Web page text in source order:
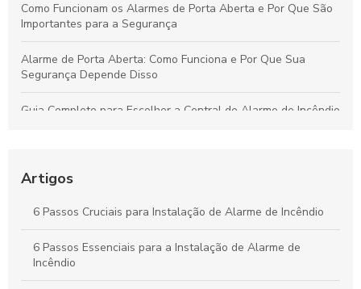
Como Funcionam os Alarmes de Porta Aberta e Por Que São
Importantes para a Segurança
Alarme de Porta Aberta: Como Funciona e Por Que Sua
Segurança Depende Disso
Guia Completo para Escolher a Central de Alarme de Incêndio
Explosão para Segurança e Eficiência Industrial
Por que o Alarme de Porta Aberta é Fundamental para a
Proteção da Sua Propriedade
Como Criar um Projeto Eficaz de Sistema de Alarme de
Incêndio: Guia Prático
Artigos
6 Passos Cruciais para Instalação de Alarme de Incêndio
6 Passos Essenciais para a Instalação de Alarme de
Incêndio